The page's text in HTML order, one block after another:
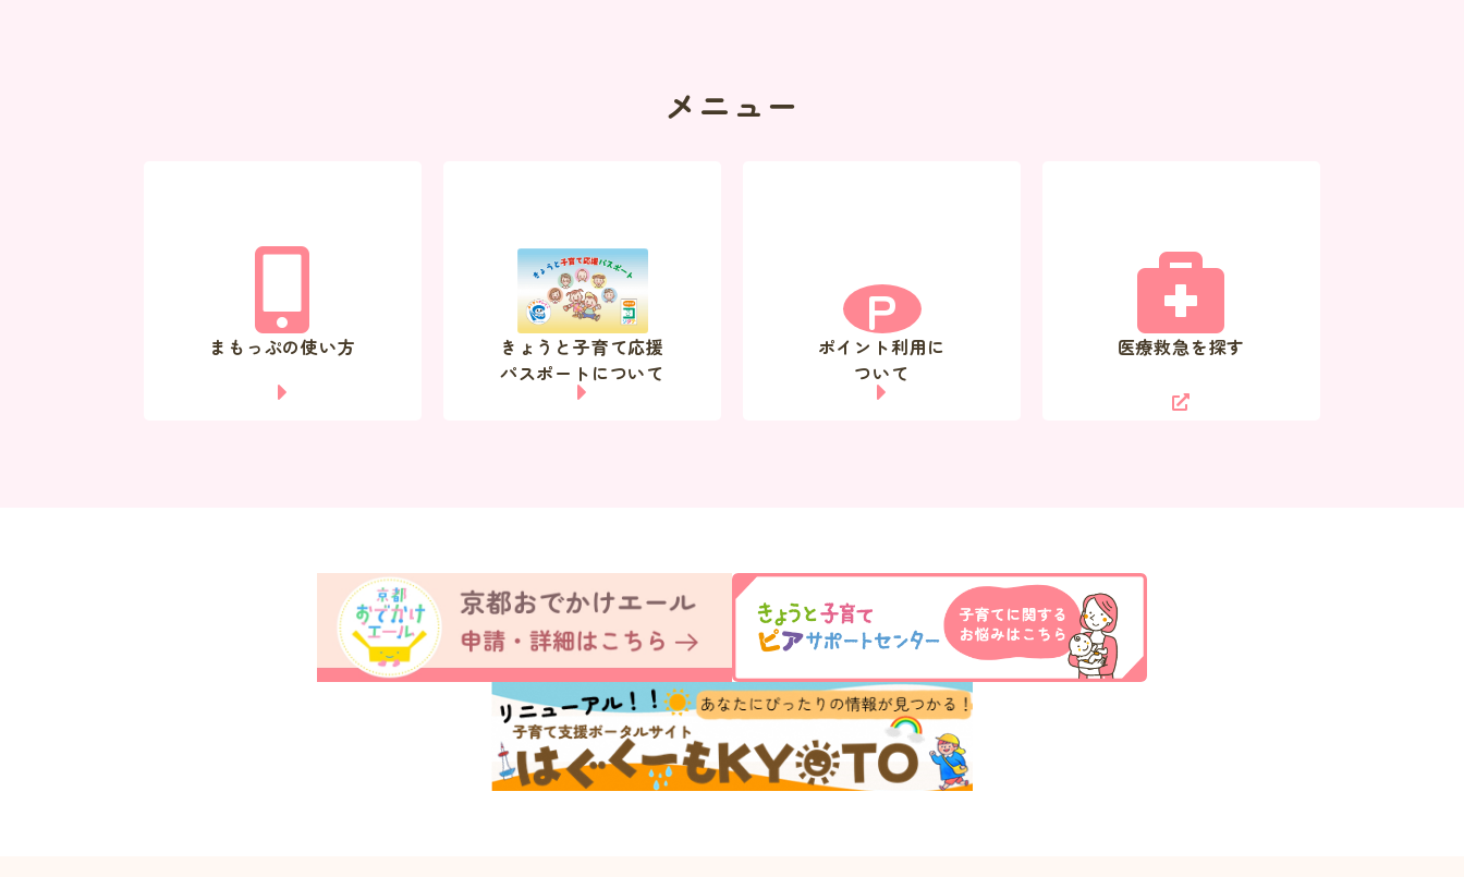
メニュー
まもっぷの使い方
きょうと子育て応援
パスポートについて
P
ポイント利用に
ついて
医療救急を探す